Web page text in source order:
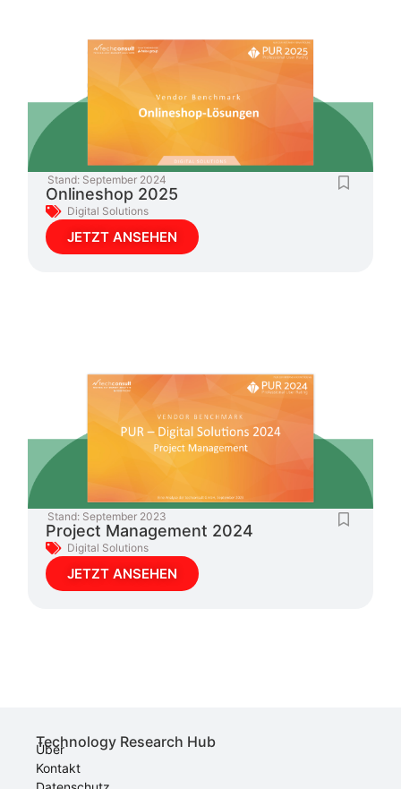
Stand: September 2024
Onlineshop 2025
Digital Solutions
JETZT ANSEHEN
Stand: September 2023
Project Management 2024
Digital Solutions
JETZT ANSEHEN
Technology Research Hub
Über
Kontakt